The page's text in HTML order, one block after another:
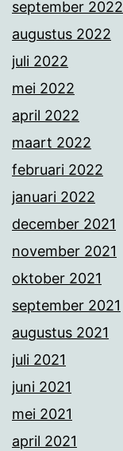
september 2022
augustus 2022
juli 2022
mei 2022
april 2022
maart 2022
februari 2022
januari 2022
december 2021
november 2021
oktober 2021
september 2021
augustus 2021
juli 2021
juni 2021
mei 2021
april 2021